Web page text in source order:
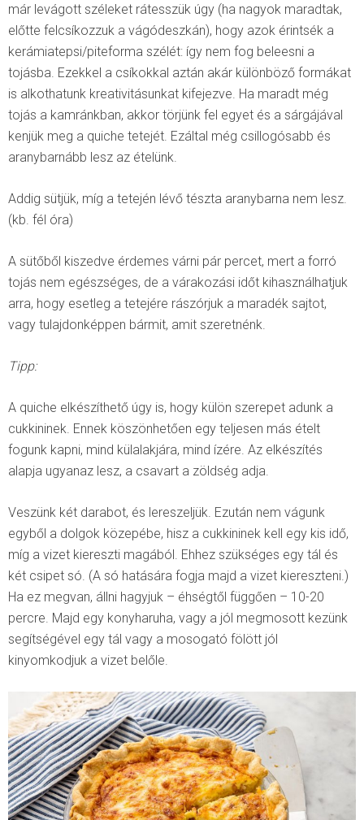
már levágott széleket rátesszük úgy (ha nagyok maradtak,
előtte felcsíkozzuk a vágódeszkán), hogy azok érintsék a
kerámiatepsi/piteforma szélét: így nem fog beleesni a
tojásba. Ezekkel a csíkokkal aztán akár különböző formákat
is alkothatunk kreativitásunkat kifejezve. Ha maradt még
tojás a kamránkban, akkor törjünk fel egyet és a sárgájával
kenjük meg a quiche tetejét. Ezáltal még csillogósabb és
aranybarnább lesz az ételünk.
Addig sütjük, míg a tetején lévő tészta aranybarna nem lesz.
(kb. fél óra)
A sütőből kiszedve érdemes várni pár percet, mert a forró
tojás nem egészséges, de a várakozási időt kihasználhatjuk
arra, hogy esetleg a tetejére rászórjuk a maradék sajtot,
vagy tulajdonképpen bármit, amit szeretnénk.
Tipp:
A quiche elkészíthető úgy is, hogy külön szerepet adunk a
cukkininek. Ennek köszönhetően egy teljesen más ételt
fogunk kapni, mind külalakjára, mind ízére. Az elkészítés
alapja ugyanaz lesz, a csavart a zöldség adja.
Veszünk két darabot, és lereszeljük. Ezután nem vágunk
egyből a dolgok közepébe, hisz a cukkininek kell egy kis idő,
míg a vizet kiereszti magából. Ehhez szükséges egy tál és
két csipet só. (A só hatására fogja majd a vizet kiereszteni.)
Ha ez megvan, állni hagyjuk – éhségtől függően – 10-20
percre. Majd egy konyharuha, vagy a jól megmosott kezünk
segítségével egy tál vagy a mosogató fölött jól
kinyomkodjuk a vizet belőle.